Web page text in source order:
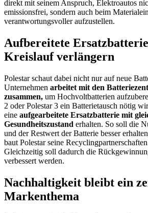
direkt mit seinem Anspruch, Elektroautos
emissionsfrei, sondern auch beim
verantwortungsvoller aufzustellen.
Aufbereitete
Kreislauf verlängern
Polestar schaut dabei nicht nur auf neue
Unternehmen arbeitet mit den
zusammen, um Hochvoltbatterien
2 oder Polestar 3 ein Batterietausch nötig
eine aufgearbeitete Ersatzbatterie mit
Gesundheitszustand erhalten. So soll die
und der Restwert der Batterie besser
baut Polestar seine
Gleichzeitig soll dadurch die
verbessert werden.
Nachhaltigkeit bleibt ein
Markenthema